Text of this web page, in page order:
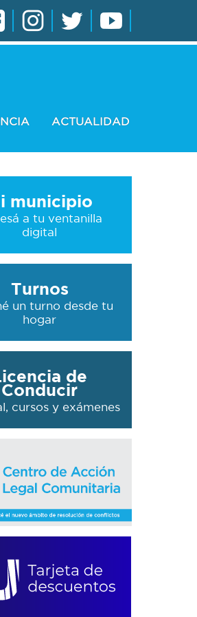
ACTUALIDAD
municipio
a tu ventanilla
digital
Turnos
un turno desde tu
hogar
de
Conducir
cursos y exámenes